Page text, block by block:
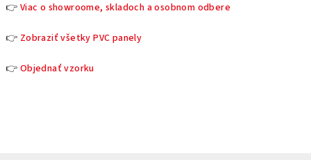
👉 Viac o showroome, skladoch a osobnom odbere
👉 Zobraziť všetky PVC panely
👉 Objednať vzorku